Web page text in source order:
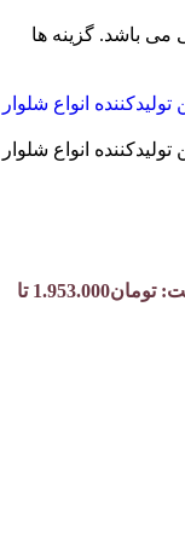
می باشد. گزینه ها
محدوده قیمت: تومان1.953.000 تا